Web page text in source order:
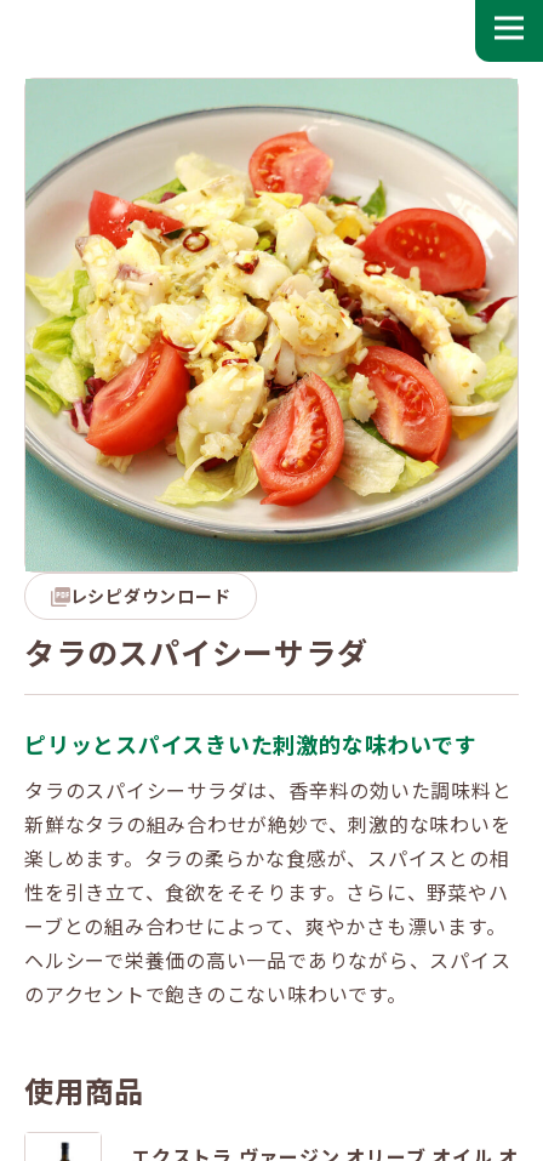
レシピダウンロード
タラのスパイシーサラダ
ピリッとスパイスきいた刺激的な味わいです
タラのスパイシーサラダは、香辛料の効いた調味料と
新鮮なタラの組み合わせが絶妙で、刺激的な味わいを
楽しめます。タラの柔らかな食感が、スパイスとの相
性を引き立て、食欲をそそります。さらに、野菜やハ
ーブとの組み合わせによって、爽やかさも漂います。
ヘルシーで栄養価の高い一品でありながら、スパイス
のアクセントで飽きのこない味わいです。
使用商品